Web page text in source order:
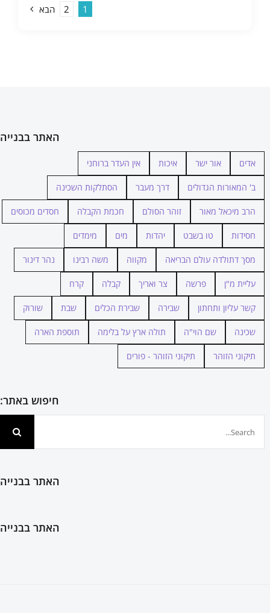
1
2 הבא
האתר בבנייה
אדים אור ישר איכות אין העדר ברוחני
ב' המאורות הגדולים דרך מעבר הסתלקות השכינה
הרב מיכאל מאור זוהר הסולם חכמת הקבלה חסדים מכוסים
חסידות טו בשבט יהדות מים מימדים
מסך דתולדה עולם הבריאה מקווה משה רבינו נהר דינור
עליית מ"ן פרשה צר ואריך קבלה קרח
קשר עליון ותחתון שבירה שבירת הכלים שבת שורוק
שכינה שם הוי"ה תולה ארץ על בלימה תוספת הארה
תיקוני הזוהר תיקוני הזוהר - פורים
חיפוש באתר:
האתר בבנייה
האתר בבנייה